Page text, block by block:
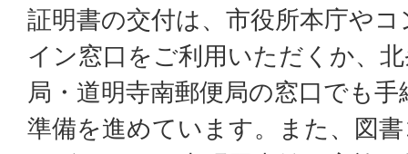
証明書の交付は、市役所本庁や
イン窓口をご利用いただくか、
局・道明寺南郵便局の窓口でも
準備を進めています。また、図